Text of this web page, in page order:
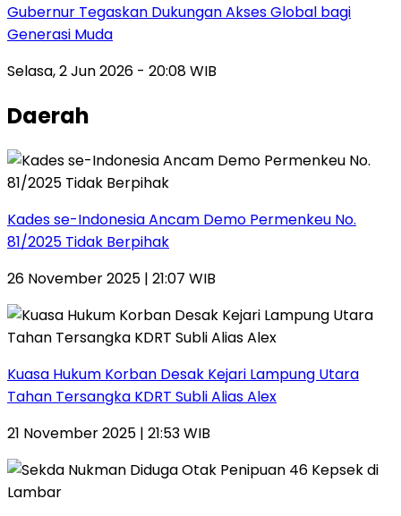
Gubernur Tegaskan Dukungan Akses Global bagi
Generasi Muda
Selasa, 2 Jun 2026 - 20:08 WIB
Daerah
Kades se-Indonesia Ancam Demo Permenkeu No.
81/2025 Tidak Berpihak
26 November 2025 | 21:07 WIB
Kuasa Hukum Korban Desak Kejari Lampung Utara
Tahan Tersangka KDRT Subli Alias Alex
21 November 2025 | 21:53 WIB